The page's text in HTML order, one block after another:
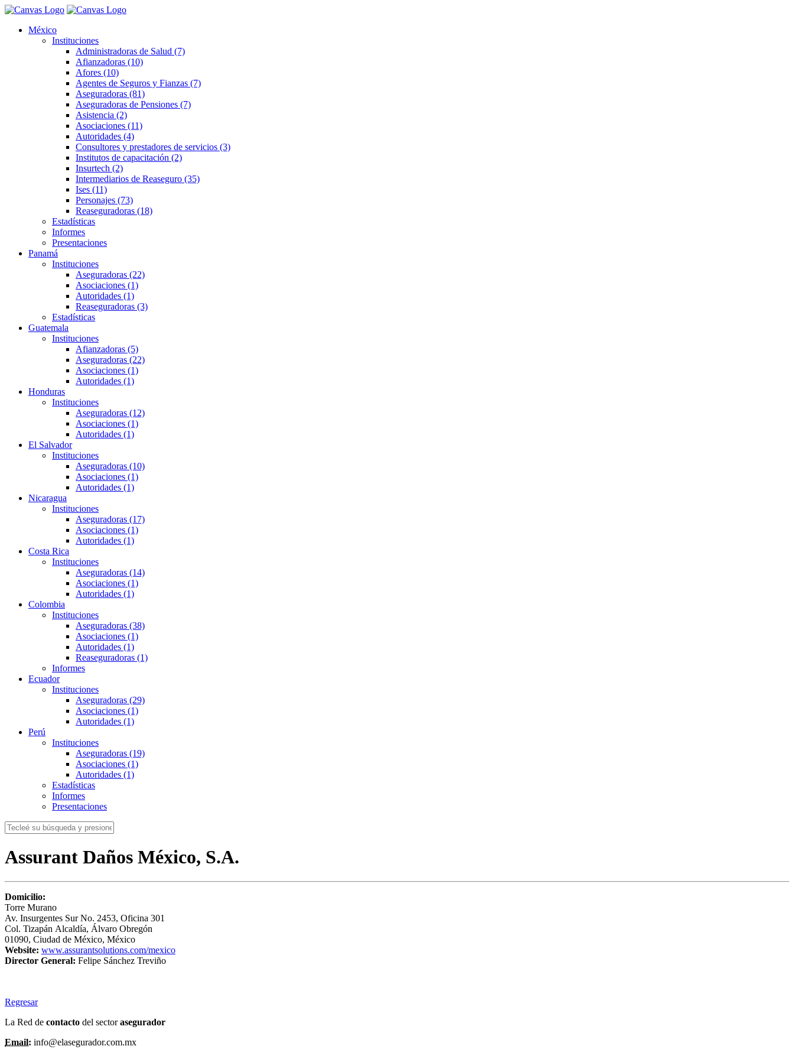
México
Instituciones
Administradoras de Salud (7)
Afianzadoras (10)
Afores (10)
Agentes de Seguros y Fianzas (7)
Aseguradoras (81)
Aseguradoras de Pensiones (7)
Asistencia (2)
Asociaciones (11)
Autoridades (4)
Consultores y prestadores de servicios (3)
Institutos de capacitación (2)
Insurtech (2)
Intermediarios de Reaseguro (35)
Ises (11)
Personajes (73)
Reaseguradoras (18)
Estadísticas
Informes
Presentaciones
Panamá
Instituciones
Aseguradoras (22)
Asociaciones (1)
Autoridades (1)
Reaseguradoras (3)
Estadísticas
Guatemala
Instituciones
Afianzadoras (5)
Aseguradoras (22)
Asociaciones (1)
Autoridades (1)
Honduras
Instituciones
Aseguradoras (12)
Asociaciones (1)
Autoridades (1)
El Salvador
Instituciones
Aseguradoras (10)
Asociaciones (1)
Autoridades (1)
Nicaragua
Instituciones
Aseguradoras (17)
Asociaciones (1)
Autoridades (1)
Costa Rica
Instituciones
Aseguradoras (14)
Asociaciones (1)
Autoridades (1)
Colombia
Instituciones
Aseguradoras (38)
Asociaciones (1)
Autoridades (1)
Reaseguradoras (1)
Informes
Ecuador
Instituciones
Aseguradoras (29)
Asociaciones (1)
Autoridades (1)
Perú
Instituciones
Aseguradoras (19)
Asociaciones (1)
Autoridades (1)
Estadísticas
Informes
Presentaciones
Assurant Daños México, S.A.
Domicilio:
Torre Murano
Av. Insurgentes Sur No. 2453, Oficina 301
Col. Tizapán Alcaldía, Álvaro Obregón
01090, Ciudad de México, México
Website: www.assurantsolutions.com/mexico
Director General: Felipe Sánchez Treviño
Regresar
La Red de contacto del sectorasegurador
Email: info@elasegurador.com.mx